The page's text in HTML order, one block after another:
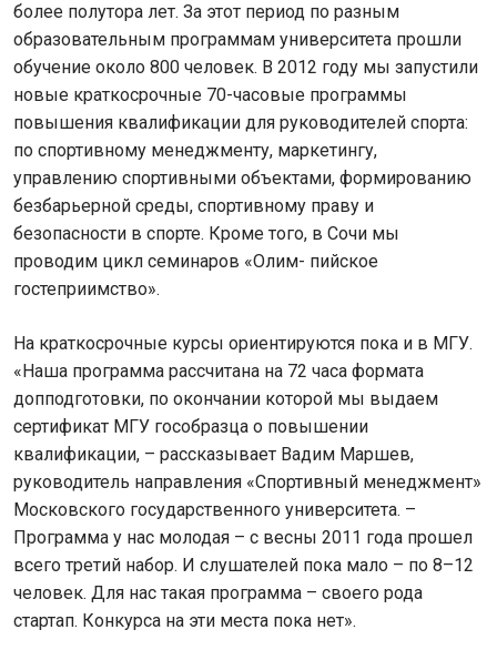
более полутора лет. За этот период по разным
образовательным программам университета прошли
обучение около 800 человек. В 2012 году мы запустили
новые краткосрочные 70-часовые программы
повышения квалификации для руководителей спорта:
по спортивному менеджменту, маркетингу,
управлению спортивными объектами, формированию
безбарьерной среды, спортивному праву и
безопасности в спорте. Кроме того, в Сочи мы
проводим цикл семинаров «Олим- пийское
гостеприимство».
На краткосрочные курсы ориентируются пока и в МГУ.
«Наша программа рассчитана на 72 часа формата
допподготовки, по окончании которой мы выдаем
сертификат МГУ гособразца о повышении
квалификации, – рассказывает Вадим Маршев,
руководитель направления «Спортивный менеджмент»
Московского государственного университета. –
Программа у нас молодая – с весны 2011 года прошел
всего третий набор. И слушателей пока мало – по 8–12
человек. Для нас такая программа – своего рода
стартап. Конкурса на эти места пока нет».